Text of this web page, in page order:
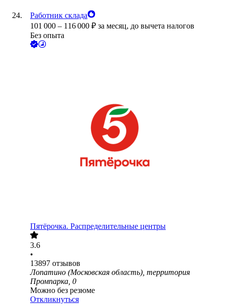
Работник склада
101 000 – 116 000 ₽ за месяц, до вычета налогов
Без опыта
Пятёрочка. Распределительные центры
3.6
•
13897 отзывов
Лопатино (Московская область), территория
Промпарка, 0
Можно без резюме
Откликнуться